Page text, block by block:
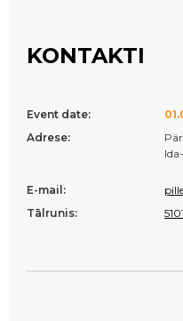
KONTAKTI
Event date:
Adrese:
E-mail:
Tālrunis: